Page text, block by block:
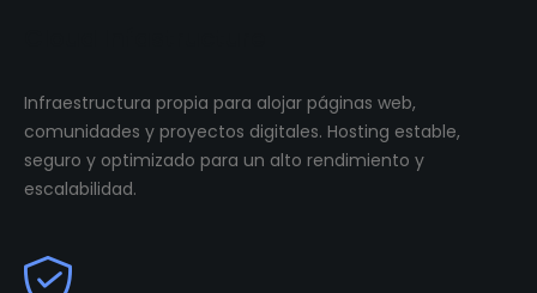
Infraestructura propia para alojar páginas web,
comunidades y proyectos digitales. Hosting estable,
seguro y optimizado para un alto rendimiento y
escalabilidad.